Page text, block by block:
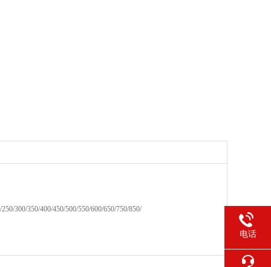
300/350/400/450/500/550/600/650/750/850/
电话